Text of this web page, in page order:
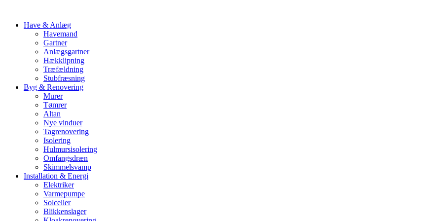
Have & Anlæg
Havemand
Gartner
Anlægsgartner
Hækklipning
Træfældning
Stubfræsning
Byg & Renovering
Murer
Tømrer
Altan
Nye vinduer
Tagrenovering
Isolering
Hulmursisolering
Omfangsdræn
Skimmelsvamp
Installation & Energi
Elektriker
Varmepumpe
Solceller
Blikkenslager